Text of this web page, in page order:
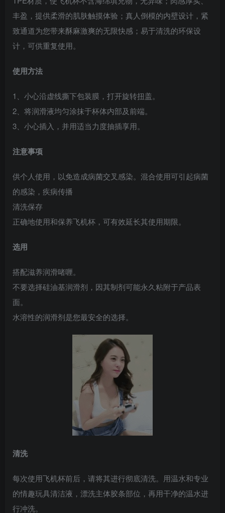
丰盈，提供柔滑的肌肤触摸体验；真人倒模的内壁设计，紧
致通道为您带来酥麻激爽的无限快感；易于清洗的环保设
计，可供重复使用。
使用方法
1、小心沿虚线撕下包装膜，打开旋转扭盖。
2、将润滑液均匀涂抹于杯体内部及前端。
3、小心插入，并用适当力度抽插享用。
注意事项
供个人使用，以免造成病菌交叉感染。混合使用可引起病菌
的感染，疾病传播
清洗保存
正确地使用和保养飞机杯，可有效延长其使用期限。
选用
搭配滋养润滑啫喱。
不要选择硅油基润滑剂，因其制剂可能永久粘附于产品表
面。
水溶性的润滑剂是您最安全的选择。
清洗
每次使用飞机杯前后，请将其进行彻底清洗。用温水和专业
的情趣玩具清洁液，漂洗主体胶条部位，再用干净的温水进
行冲洗。